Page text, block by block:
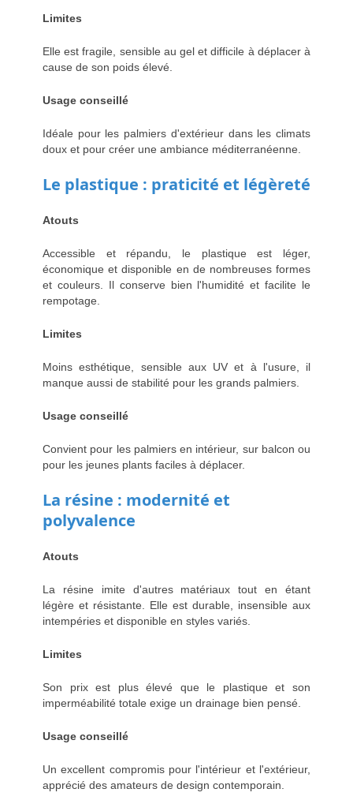
Limites
Elle est fragile, sensible au gel et difficile à déplacer à
cause de son poids élevé.
Usage conseillé
Idéale pour les palmiers d'extérieur dans les climats
doux et pour créer une ambiance méditerranéenne.
Le plastique : praticité et légèreté
Atouts
Accessible et répandu, le plastique est léger,
économique et disponible en de nombreuses formes
et couleurs. Il conserve bien l'humidité et facilite le
rempotage.
Limites
Moins esthétique, sensible aux UV et à l'usure, il
manque aussi de stabilité pour les grands palmiers.
Usage conseillé
Convient pour les palmiers en intérieur, sur balcon ou
pour les jeunes plants faciles à déplacer.
La résine : modernité et
polyvalence
Atouts
La résine imite d'autres matériaux tout en étant
légère et résistante. Elle est durable, insensible aux
intempéries et disponible en styles variés.
Limites
Son prix est plus élevé que le plastique et son
imperméabilité totale exige un drainage bien pensé.
Usage conseillé
Un excellent compromis pour l'intérieur et l'extérieur,
apprécié des amateurs de design contemporain.